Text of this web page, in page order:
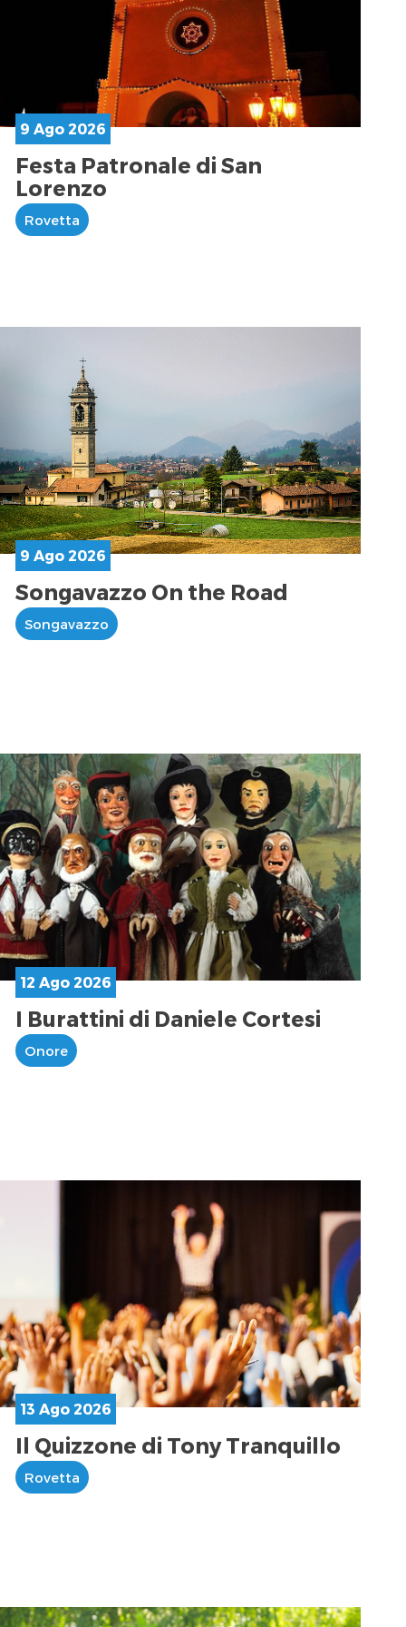
9 Ago 2026
Festa Patronale di San
Lorenzo
Rovetta
9 Ago 2026
Songavazzo On the Road
Songavazzo
12 Ago 2026
I Burattini di Daniele Cortesi
Onore
13 Ago 2026
Il Quizzone di Tony Tranquillo
Rovetta